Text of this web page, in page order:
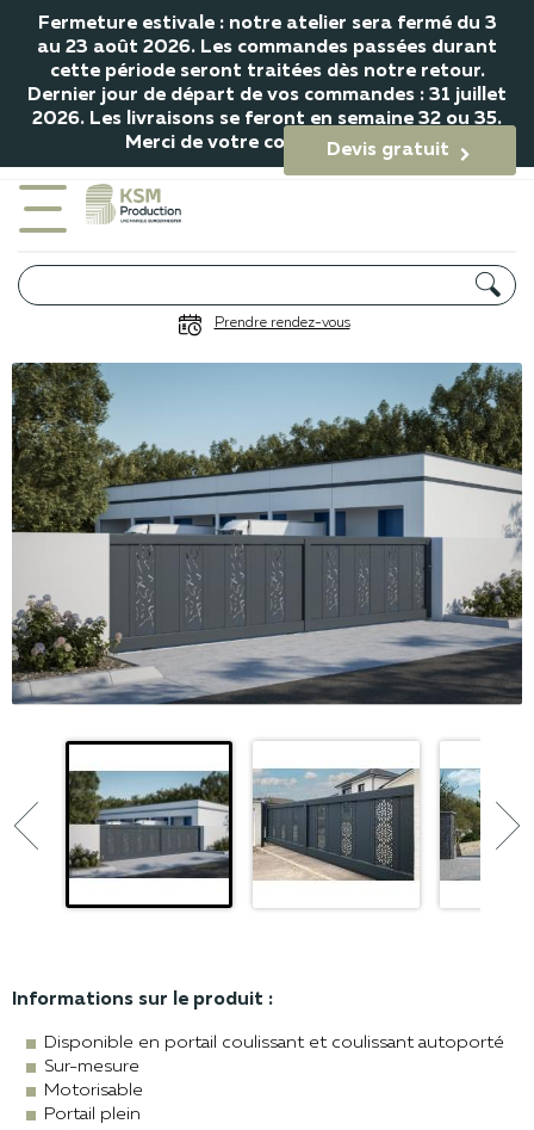
Fermeture estivale : notre atelier sera fermé du 3
au 23 août 2026. Les commandes passées durant
cette période seront traitées dès notre retour.
Dernier jour de départ de vos commandes : 31 juillet
2026. Les livraisons se feront en semaine 32 ou 35.
Merci de votre compréhension.

Prendre rendez-vous
Portail Péric
Gamme Industriel
 
Informations sur le produit :
Disponible en portail coulissant et coulissant autoporté
Sur-mesure
Motorisable
Portail plein
Devis gratuit